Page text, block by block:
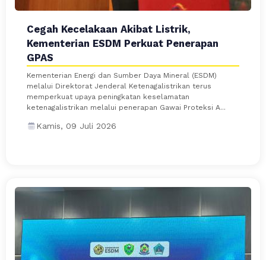
Cegah Kecelakaan Akibat Listrik,
Kementerian ESDM Perkuat Penerapan
GPAS
Kementerian Energi dan Sumber Daya Mineral (ESDM)
melalui Direktorat Jenderal Ketenagalistrikan terus
memperkuat upaya peningkatan keselamatan
ketenagalistrikan melalui penerapan Gawai Proteksi A...
Kamis, 09 Juli 2026